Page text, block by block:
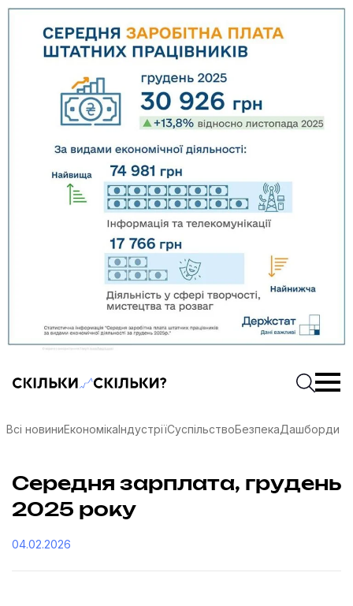
Скільки-скільки? — Медіа про суспільні даніПочати
Всі новиниЕкономікаІндустріїСуспільствоБезпекаДашборди
Середня зарплата, грудень
2025 року
04.02.2026